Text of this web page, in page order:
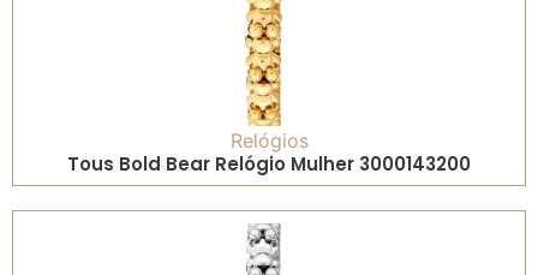
Relógios
Tous Bold Bear Relógio Mulher 3000143200